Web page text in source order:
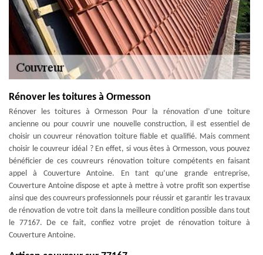
Rénover les toitures à Ormesson
Rénover les toitures à Ormesson Pour la rénovation d’une toiture
ancienne ou pour couvrir une nouvelle construction, il est essentiel de
choisir un couvreur rénovation toiture fiable et qualifié. Mais comment
choisir le couvreur idéal ? En effet, si vous êtes à Ormesson, vous pouvez
bénéficier de ces couvreurs rénovation toiture compétents en faisant
appel à Couverture Antoine. En tant qu’une grande entreprise,
Couverture Antoine dispose et apte à mettre à votre profit son expertise
ainsi que des couvreurs professionnels pour réussir et garantir les travaux
de rénovation de votre toit dans la meilleure condition possible dans tout
le 77167. De ce fait, confiez votre projet de rénovation toiture à
Couverture Antoine.